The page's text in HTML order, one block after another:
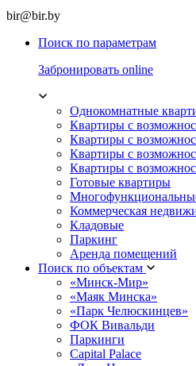
bir@bir.by
Поиск по параметрам
Забронировать online
Однокомнатные
Квартиры с
Квартиры с
Квартиры с
Квартиры с
Готовые квартиры
Коммерческая
Кладовые
Паркинг
Аренда помещений
Поиск по объектам
«Минск-Мир»
«Маяк Минска»
«Парк Челюскинцев»
ФОК Вивальди
Паркинги
Capital Palace